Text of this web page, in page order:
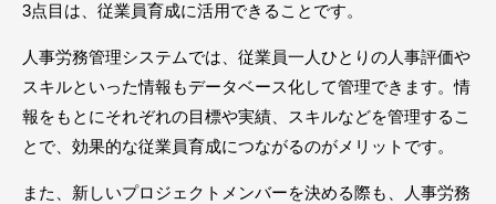
3点目は、従業員育成に活用できることです。
人事労務管理システムでは、従業員一人ひとりの人事評価や
スキルといった情報もデータベース化して管理できます。情
報をもとにそれぞれの目標や実績、スキルなどを管理するこ
とで、効果的な従業員育成につながるのがメリットです。
また、新しいプロジェクトメンバーを決める際も、人事労務